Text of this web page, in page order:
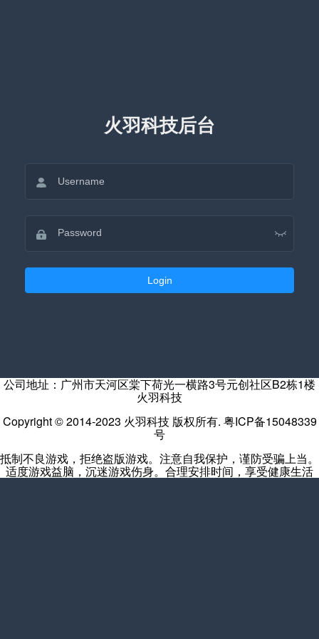
火羽科技后台
Login
公司地址：广州市天河区棠下荷光一横路3号元创社区B2栋1楼
火羽科技
Copyright © 2014-2023 火羽科技 版权所有. 粤ICP备15048339
号
抵制不良游戏，拒绝盗版游戏。注意自我保护，谨防受骗上当。
适度游戏益脑，沉迷游戏伤身。合理安排时间，享受健康生活